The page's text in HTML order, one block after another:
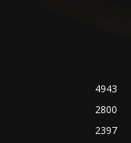
4943
2800
2397